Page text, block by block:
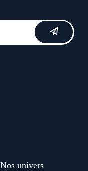
Nos univers